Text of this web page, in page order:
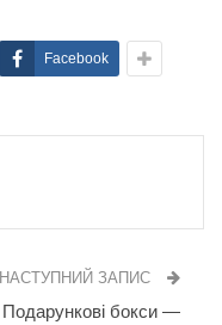
Facebook
НАСТУПНИЙ ЗАПИС
Подарункові бокси —